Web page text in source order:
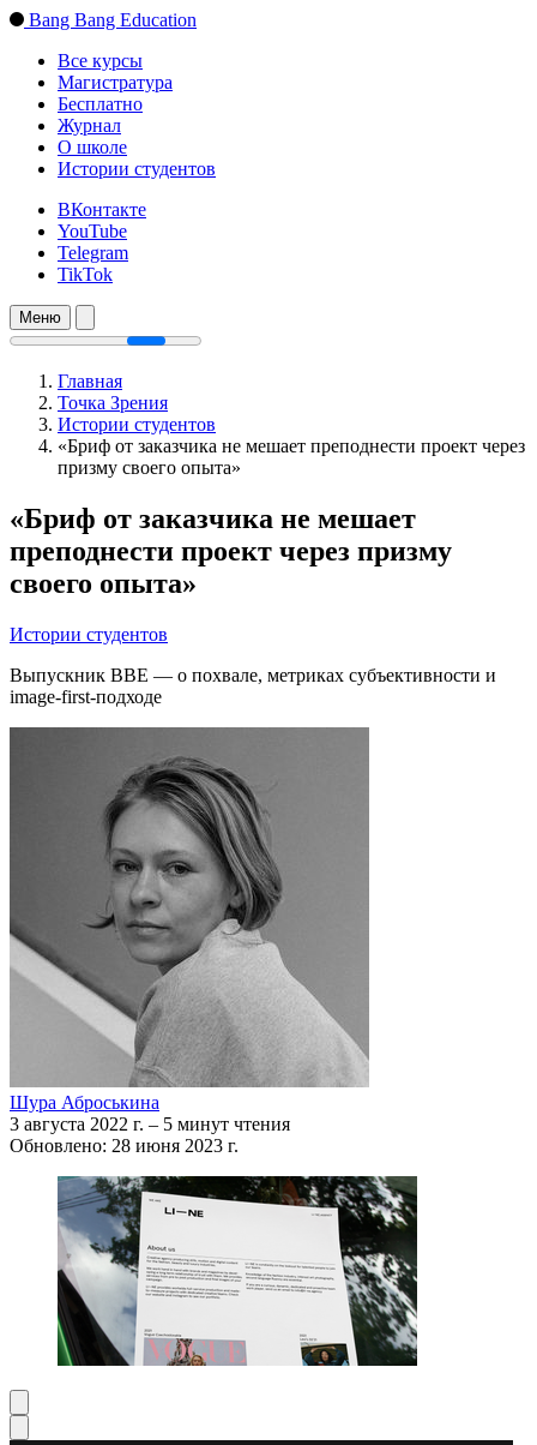
Bang Bang Education
Все курсы
Магистратура
Бесплатно
Журнал
О школе
Истории студентов
ВКонтакте
YouTube
Telegram
TikTok
Меню
Главная
Точка Зрения
Истории студентов
«Бриф от заказчика не мешает преподнести проект через
призму своего опыта»
«Бриф от заказчика не мешает
преподнести проект через призму
своего опыта»
Истории студентов
Выпускник BBE — о похвале, метриках субъективности и
image-first-подходе
Шура Аброськина
3 августа 2022 г. – 5 минут чтения
Обновлено: 28 июня 2023 г.